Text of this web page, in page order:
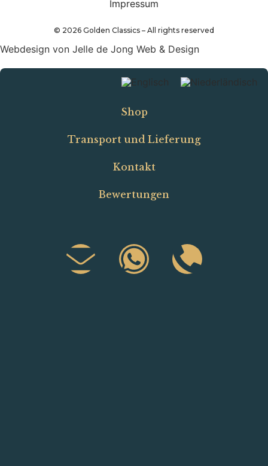
Impressum
© 2026 Golden Classics – All rights reserved
Webdesign von Jelle de Jong Web & Design
Shop
Transport und Lieferung
Kontakt
Bewertungen